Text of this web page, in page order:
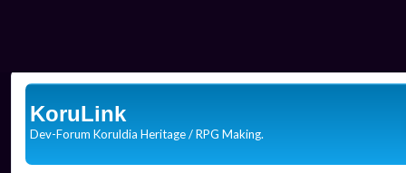
KoruLink
Dev-Forum Koruldia Heritage / RPG Making.